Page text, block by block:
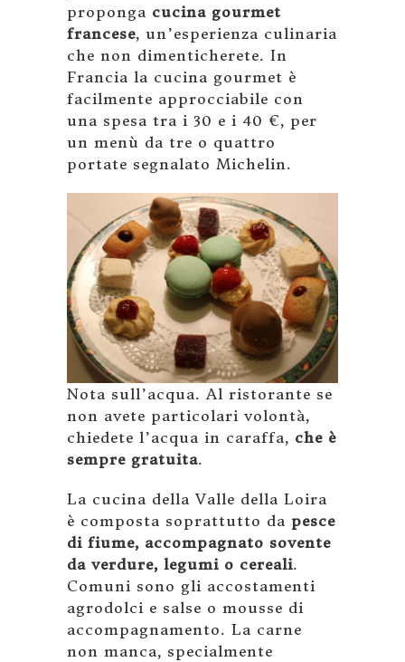
proponga cucina gourmet
francese, un’esperienza culinaria
che non dimenticherete. In
Francia la cucina gourmet è
facilmente approcciabile con
una spesa tra i 30 e i 40 €, per
un menù da tre o quattro
portate segnalato Michelin.
Nota sull’acqua. Al ristorante se
non avete particolari volontà,
chiedete l’acqua in caraffa, che è
sempre gratuita.
La cucina della Valle della Loira
è composta soprattutto da pesce
di fiume, accompagnato sovente
da verdure, legumi o cereali.
Comuni sono gli accostamenti
agrodolci e salse o mousse di
accompagnamento. La carne
non manca, specialmente